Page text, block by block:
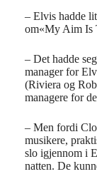
– Elvis hadde
om«My Aim Is
– Det hadde
manager for
(Riviera og
managere for
– Men fordi
musikere,
slo igjennom i
natten. De